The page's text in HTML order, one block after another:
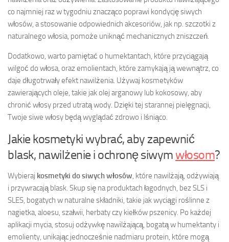
co najmniej raz w tygodniu znacząco poprawi kondycję siwych
włosów, a stosowanie odpowiednich akcesoriów, jak np. szczotki z
naturalnego włosia, pomoże uniknąć mechanicznych zniszczeń.
Dodatkowo, warto pamiętać o humektantach, które przyciągają
wilgoć do włosa, oraz emolientach, które zamykają ją wewnątrz, co
daje długotrwały efekt nawilżenia. Używaj kosmetyków
zawierających oleje, takie jak olej arganowy lub kokosowy, aby
chronić włosy przed utratą wody. Dzięki tej starannej pielęgnacji,
Twoje siwe włosy będą wyglądać zdrowo i lśniąco.
Jakie kosmetyki wybrać, aby zapewnić
blask, nawilżenie i ochronę siwymwłosom?
Wybieraj kosmetyki do siwych włosów , które nawilżają, odżywiają
i przywracają blask. Skup się na produktach łagodnych, bez SLS i
SLES, bogatych w naturalne składniki, takie jak wyciągi roślinne z
nagietka, aloesu, szałwii, herbaty czy kiełków pszenicy. Po każdej
aplikacji mycia, stosuj odżywkę nawilżającą, bogatą w humektanty i
emolienty, unikając jednocześnie nadmiaru protein, które mogą